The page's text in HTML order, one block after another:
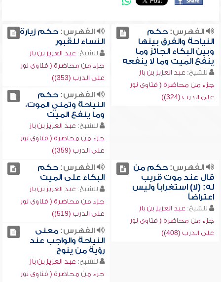
الفهرس:حكم
النياحة والفرق بينها
وبين البكاء الجائز وما
ينفع الميت وما لا ينفعه
للشيخ: عبد العزيز بن باز
جزء من محاضرة ( فتاوى نور
على الدرب (324))
الفهرس:حكم زيارة
النساء للقبور
للشيخ: عبد العزيز بن باز
جزء من محاضرة ( فتاوى نور
على الدرب (353))
الفهرس:حكم
النياحة وتمني الموت،
وما ينفع الميت
للشيخ: عبد العزيز بن باز
جزء من محاضرة ( فتاوى نور
على الدرب (359))
الفهرس:حكم من
قال عند موت قريب
له: (لا) استغراباً وليس
اعتراضاً
للشيخ: عبد العزيز بن باز
جزء من محاضرة ( فتاوى نور
على الدرب (408))
الفهرس:حكم
البكاء على الميت
للشيخ: عبد العزيز بن باز
جزء من محاضرة ( فتاوى نور
على الدرب (519))
الفهرس:معنى
النياحة والواجب عند
رؤية من ينوح
للشيخ: عبد العزيز بن باز
جزء من محاضرة ( فتاوى نور